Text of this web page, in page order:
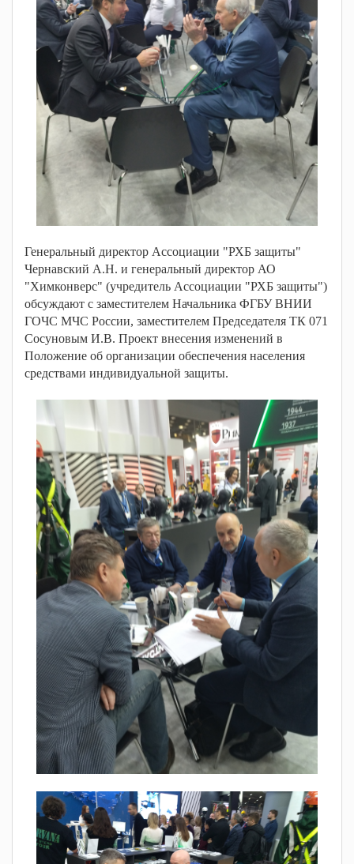
Генеральный директор Ассоциации "РХБ защиты"
Чернавский А.Н. и генеральный директор АО
"Химконверс" (учредитель Ассоциации "РХБ защиты")
обсуждают с заместителем Начальника ФГБУ ВНИИ
ГОЧС МЧС России, заместителем Председателя ТК 071
Сосуновым И.В. Проект внесения изменений в
Положение об организации обеспечения населения
средствами индивидуальной защиты.